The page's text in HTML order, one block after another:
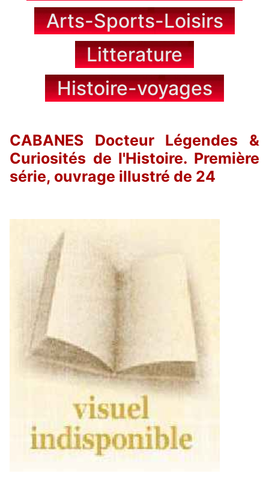
Arts-Sports-Loisirs
Litterature
Histoire-voyages
CABANES Docteur Légendes &
Curiosités de l'Histoire. Première
série, ouvrage illustré de 24